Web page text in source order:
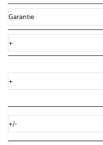
Garantie
+
+
+/-